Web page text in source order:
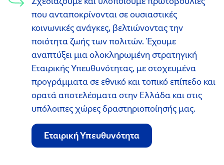
που ανταποκρίνονται σε ουσιαστικές
κοινωνικές ανάγκες, βελτιώνοντας την
ποιότητα ζωής των πολιτών. Έχουμε
αναπτύξει μια ολοκληρωμένη στρατηγική
Εταιρικής Υπευθυνότητας, με στοχευμένα
προγράμματα σε εθνικό και τοπικό επίπεδο και
ορατά αποτελέσματα στην Ελλάδα και στις
υπόλοιπες χώρες δραστηριοποίησής μας.
Εταιρική Υπευθυνότητα